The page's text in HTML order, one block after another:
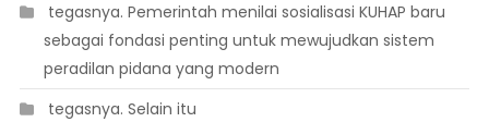
 tegasnya. Pemerintah menilai sosialisasi KUHAP baru
sebagai fondasi penting untuk mewujudkan sistem
peradilan pidana yang modern
 tegasnya. Selain itu